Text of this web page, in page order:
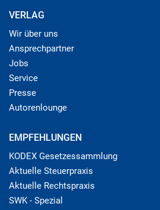
VERLAG
Wir über uns
Ansprechpartner
Jobs
Service
Presse
Autorenlounge
EMPFEHLUNGEN
KODEX Gesetzessammlung
Aktuelle Steuerpraxis
Aktuelle Rechtspraxis
SWK - Spezial